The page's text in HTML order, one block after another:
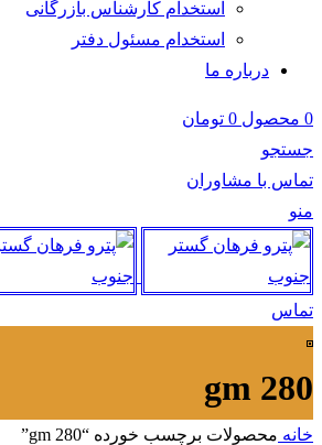
استخدام کارشناس بازرگانی
استخدام مسئول دفتر
درباره ما
0 محصول 0 تومان
جستجو
تماس با مشاوران
منو
تماس
gm 280
خانه محصولات برچسب خورده “gm 280”